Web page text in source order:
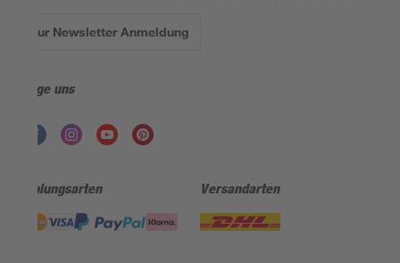
Zur Newsletter Anmeldung
Folge uns
Zahlungsarten Versandarten